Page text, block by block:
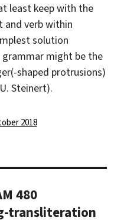
least keep with the
verb within
solution
might be the
shaped protrusions)
Steinert).
2018
480
transliteration